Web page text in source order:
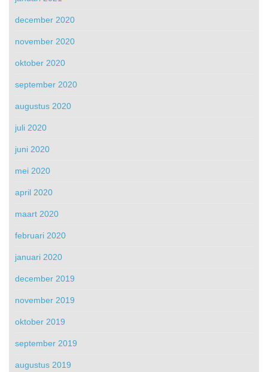
december 2020
november 2020
oktober 2020
september 2020
augustus 2020
juli 2020
juni 2020
mei 2020
april 2020
maart 2020
februari 2020
januari 2020
december 2019
november 2019
oktober 2019
september 2019
augustus 2019